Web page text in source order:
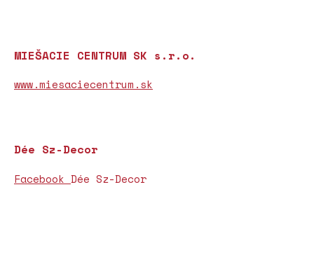
MIEŠACIE CENTRUM SK s.r.o.
www.miesaciecentrum.sk
Dée Sz-Decor
Facebook Dée Sz-Decor